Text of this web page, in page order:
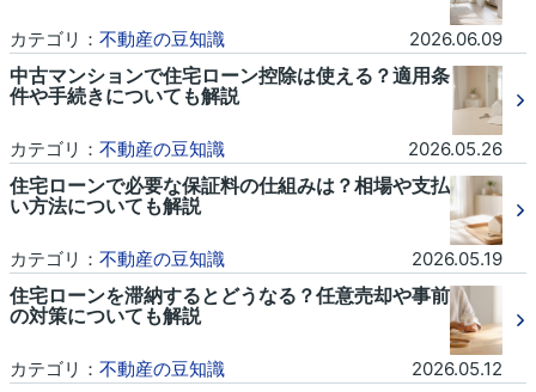
カテゴリ： 不動産の豆知識 2026.06.09
中古マンションで住宅ローン控除は使える？適用条
件や手続きについても解説
カテゴリ： 不動産の豆知識 2026.05.26
住宅ローンで必要な保証料の仕組みは？相場や支払
い方法についても解説
カテゴリ： 不動産の豆知識 2026.05.19
住宅ローンを滞納するとどうなる？任意売却や事前
の対策についても解説
カテゴリ： 不動産の豆知識 2026.05.12